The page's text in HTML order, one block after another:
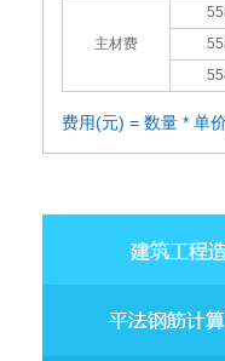
主材费
费用(元) = 数量 * 单